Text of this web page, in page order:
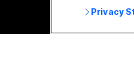
Privacy